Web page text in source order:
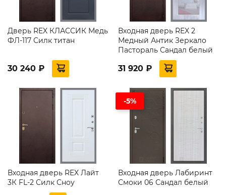
Дверь REX КЛАССИК Медь
ФЛ-117 Силк титан
30 240 ₽
Входная дверь REX 2
Медный Антик Зеркало
Пастораль Сандал белый
31 920 ₽
Входная дверь REX Лайт
3К FL-2 Силк Сноу
-5%
Входная дверь Лабиринт
Смоки 06 Сандал белый